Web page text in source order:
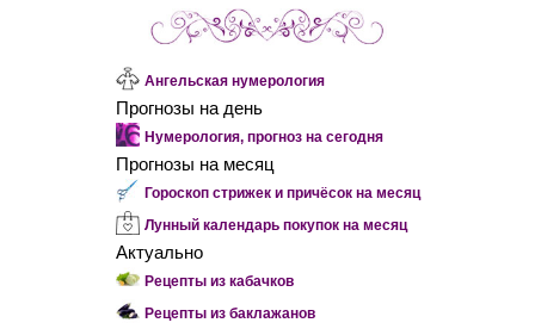
Ангельская нумерология
Прогнозы на день
Нумерология, прогноз на сегодня
Прогнозы на месяц
Гороскоп стрижек и причёсок на месяц
Лунный календарь покупок на месяц
Актуально
Рецепты из кабачков
Рецепты из баклажанов